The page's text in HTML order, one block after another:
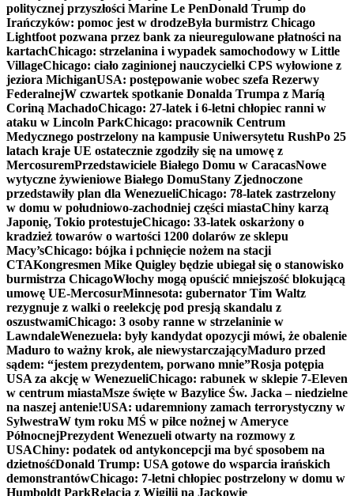
politycznej przyszłości Marine Le PenDonald Trump do
Irańczyków: pomoc jest w drodzeByła burmistrz Chicago
Lightfoot pozwana przez bank za nieuregulowane płatności na
kartachChicago: strzelanina i wypadek samochodowy w Little
VillageChicago: ciało zaginionej nauczycielki CPS wyłowione z
jeziora MichiganUSA: postępowanie wobec szefa Rezerwy
FederalnejW czwartek spotkanie Donalda Trumpa z Maríą
Coriną MachadoChicago: 27-latek i 6-letni chłopiec ranni w
ataku w Lincoln ParkChicago: pracownik Centrum
Medycznego postrzelony na kampusie Uniwersytetu RushPo 25
latach kraje UE ostatecznie zgodziły się na umowę z
MercosuremPrzedstawiciele Białego Domu w CaracasNowe
wytyczne żywieniowe Białego DomuStany Zjednoczone
przedstawiły plan dla WenezueliChicago: 78-latek zastrzelony
w domu w południowo-zachodniej części miastaChiny karzą
Japonię, Tokio protestujeChicago: 33-latek oskarżony o
kradzież towarów o wartości 1200 dolarów ze sklepu
Macy’sChicago: bójka i pchnięcie nożem na stacji
CTAKongresmen Mike Quigley będzie ubiegał się o stanowisko
burmistrza ChicagoWłochy mogą opuścić mniejszość blokującą
umowę UE-MercosurMinnesota: gubernator Tim Waltz
rezygnuje z walki o reelekcję pod presją skandalu z
oszustwamiChicago: 3 osoby ranne w strzelaninie w
LawndaleWenezuela: były kandydat opozycji mówi, że obalenie
Maduro to ważny krok, ale niewystarczającyMaduro przed
sądem: “jestem prezydentem, porwano mnie”Rosja potępia
USA za akcję w WenezueliChicago: rabunek w sklepie 7-Eleven
w centrum miastaMsze święte w Bazylice Św. Jacka – niedzielne
na naszej antenie!USA: udaremniony zamach terrorystyczny w
SylwestraW tym roku MŚ w piłce nożnej w Ameryce
PółnocnejPrezydent Wenezueli otwarty na rozmowy z
USAChiny: podatek od antykoncepcji ma być sposobem na
dzietnośćDonald Trump: USA gotowe do wsparcia irańskich
demonstrantówChicago: 7-letni chłopiec postrzelony w domu w
Humboldt ParkRelacja z Wigilii na Jackowie